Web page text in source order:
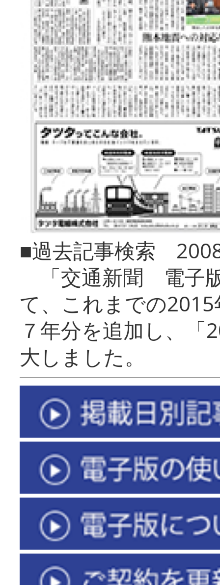
■過去記事検索
「交通新聞 電子
て、これまでの
７年分を追加し、「
大しまし